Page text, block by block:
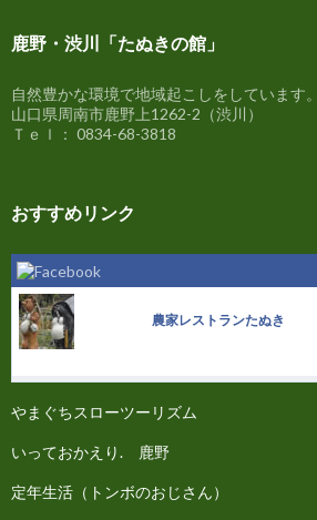
鹿野・渋川「たぬきの館」
自然豊かな環境で地域起こしをしています。
山口県周南市鹿野上1262-2（渋川）
Ｔｅｌ： 0834-68-3818
おすすめリンク
農家レストランたぬき
やまぐちスローツーリズム
いっておかえり. 鹿野
定年生活（トンボのおじさん）